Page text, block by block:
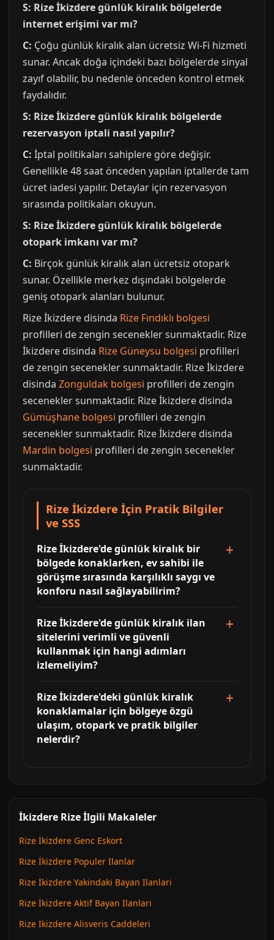
S: Rize İkizdere günlük kiralık bölgelerde
internet erişimi var mı?
C: Çoğu günlük kiralık alan ücretsiz Wi-Fi hizmeti
sunar. Ancak doğa içindeki bazı bölgelerde sinyal
zayıf olabilir, bu nedenle önceden kontrol etmek
faydalıdır.
S: Rize İkizdere günlük kiralık bölgelerde
rezervasyon iptali nasıl yapılır?
C: İptal politikaları sahiplere göre değişir.
Genellikle 48 saat önceden yapılan iptallerde tam
ücret iadesi yapılır. Detaylar için rezervasyon
sırasında politikaları okuyun.
S: Rize İkizdere günlük kiralık bölgelerde
otopark imkanı var mı?
C: Birçok günlük kiralık alan ücretsiz otopark
sunar. Özellikle merkez dışındaki bölgelerde
geniş otopark alanları bulunur.
Rize İkizdere disinda Rize Fındıklı bolgesi
profilleri de zengin secenekler sunmaktadir. Rize
İkizdere disinda Rize Güneysu bolgesi profilleri
de zengin secenekler sunmaktadir. Rize İkizdere
disinda Zonguldak bolgesi profilleri de zengin
secenekler sunmaktadir. Rize İkizdere disinda
Gümüşhane bolgesi profilleri de zengin
secenekler sunmaktadir. Rize İkizdere disinda
Mardin bolgesi profilleri de zengin secenekler
sunmaktadir.
Rize İkizdere İçin Pratik Bilgiler
ve SSS
Rize İkizdere'de günlük kiralık bir
bölgede konaklarken, ev sahibi ile
görüşme sırasında karşılıklı saygı ve
konforu nasıl sağlayabilirim?
Rize İkizdere'de günlük kiralık ilan
sitelerini verimli ve güvenli
kullanmak için hangi adımları
izlemeliyim?
Rize İkizdere'deki günlük kiralık
konaklamalar için bölgeye özgü
ulaşım, otopark ve pratik bilgiler
nelerdir?
İkizdere Rize İlgili Makaleler
Rize İkizdere Genc Eskort
Rize İkizdere Populer Ilanlar
Rize İkizdere Yakindaki Bayan Ilanlari
Rize İkizdere Aktif Bayan Ilanlari
Rize İkizdere Alisveris Caddeleri